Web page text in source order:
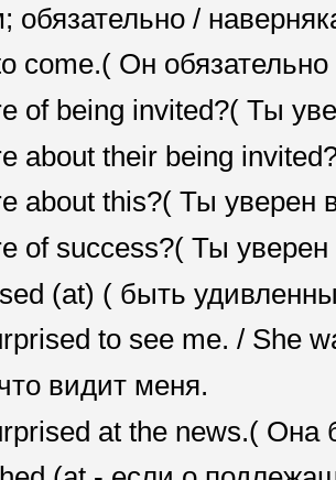
обязательно /
come.( Он
of being invited?( Ты
about their being
about this?( Ты уверен
of success?( Ты уверен
(at) ( быть
to see me. / She
видит меня.
at the news.( Она